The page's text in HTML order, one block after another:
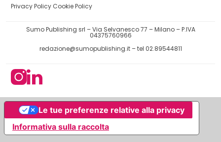
Privacy Policy Cookie Policy
Sumo Publishing srl – Via Selvanesco 77 – Milano – P.IVA
04375760966
redazione@sumopublishing.it– tel 02.89544811
Informativa sulla raccolta
Le tue preferenze relative alla privacy